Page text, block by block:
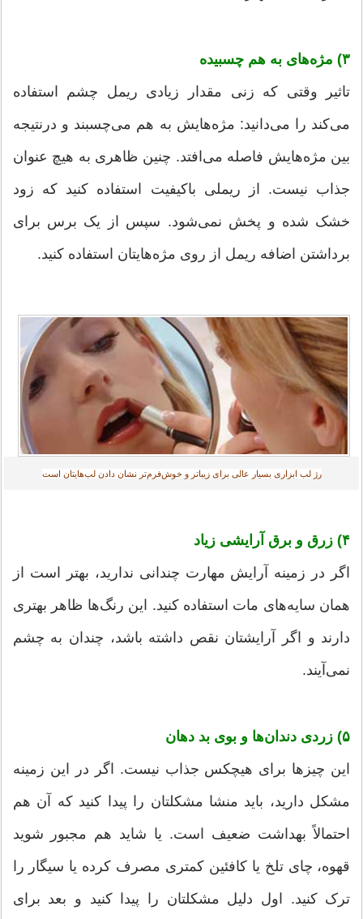
۳) مژه‌های به هم چسبیده
تاثیر وقتی که زنی مقدار زیادی ریمل چشم استفاده
می‌کند را می‌دانید: مژه‌هایش به هم می‌چسبند و درنتیجه
بین مژه‌هایش فاصله می‌افتد. چنین ظاهری به هیچ عنوان
جذاب نیست. از ریملی باکیفیت استفاده کنید که زود
خشک شده و پخش نمی‌شود. سپس از یک برس برای
برداشتن اضافه ریمل از روی مژه‌هایتان استفاده کنید.
رژ لب ابزاری بسیار عالی برای زیباتر و خوش‌فرم‌تر نشان دادن لب‌هایتان است‎
۴) زرق و برق آرایشی زیاد
اگر در زمینه آرایش مهارت چندانی ندارید، بهتر است از
همان سایه‌های مات استفاده کنید. این رنگ‌ها ظاهر بهتری
دارند و اگر آرایشتان نقص داشته باشد، چندان به چشم
نمی‌آیند.
۵) زردی دندان‌ها و بوی بد دهان
این چیزها برای هیچکس جذاب نیست. اگر در این زمینه
مشکل دارید، باید منشا مشکلتان را پیدا کنید که آن هم
احتمالاً بهداشت ضعیف است. یا شاید هم مجبور شوید
قهوه، چای تلخ یا کافئین کمتری مصرف کرده یا سیگار را
ترک کنید. اول دلیل مشکلتان را پیدا کنید و بعد برای